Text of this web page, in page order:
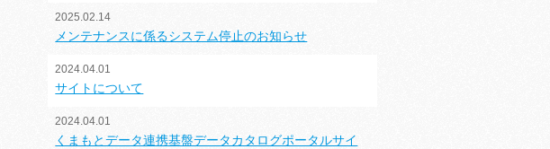
2025.02.14
メンテナンスに係るシステム停止のお知らせ
2024.04.01
サイトについて
2024.04.01
くまもとデータ連携基盤データカタログポータルサイ